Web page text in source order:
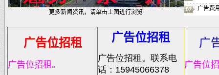
更多新闻资讯，请单击上图进行浏览
广告费
广告位招租
广告位招租。
广告位招租
广告位招租。联系电
话：15945066378
广
广告位